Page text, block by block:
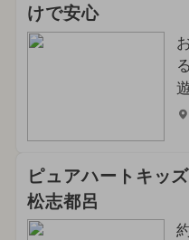
けで安心
ピュアハートキッ
松志都呂